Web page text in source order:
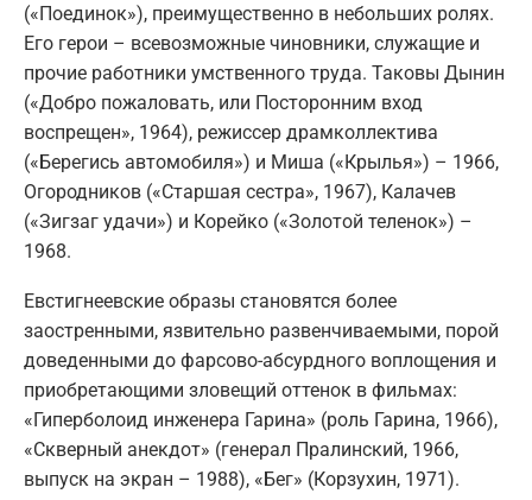
(«Поединок»), преимущественно в небольших ролях.
Его герои – всевозможные чиновники, служащие и
прочие работники умственного труда. Таковы Дынин
(«Добро пожаловать, или Посторонним вход
воспрещен», 1964), режиссер драмколлектива
(«Берегись автомобиля») и Миша («Крылья») – 1966,
Огородников («Старшая сестра», 1967), Калачев
(«Зигзаг удачи») и Корейко («Золотой теленок») –
1968.
Евстигнеевские образы становятся более
заостренными, язвительно развенчиваемыми, порой
доведенными до фарсово-абсурдного воплощения и
приобретающими зловещий оттенок в фильмах:
«Гиперболоид инженера Гарина» (роль Гарина, 1966),
«Скверный анекдот» (генерал Пралинский, 1966,
выпуск на экран – 1988), «Бег» (Корзухин, 1971).